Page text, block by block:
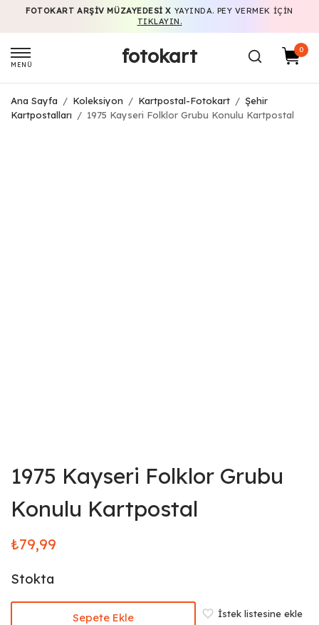
FOTOKART ARŞIV MÜZAYEDESI X YAYINDA. PEY VERMEK IÇIN
TIKLAYIN.
MENÜ fotokart 0
Ana Sayfa / Koleksiyon / Kartpostal-Fotokart / Şehir
Kartpostalları
/ 1975 Kayseri Folklor Grubu Konulu Kartpostal
1975 Kayseri Folklor Grubu
Konulu Kartpostal
₺79,99
Stokta
Sepete Ekle İstek listesine ekle